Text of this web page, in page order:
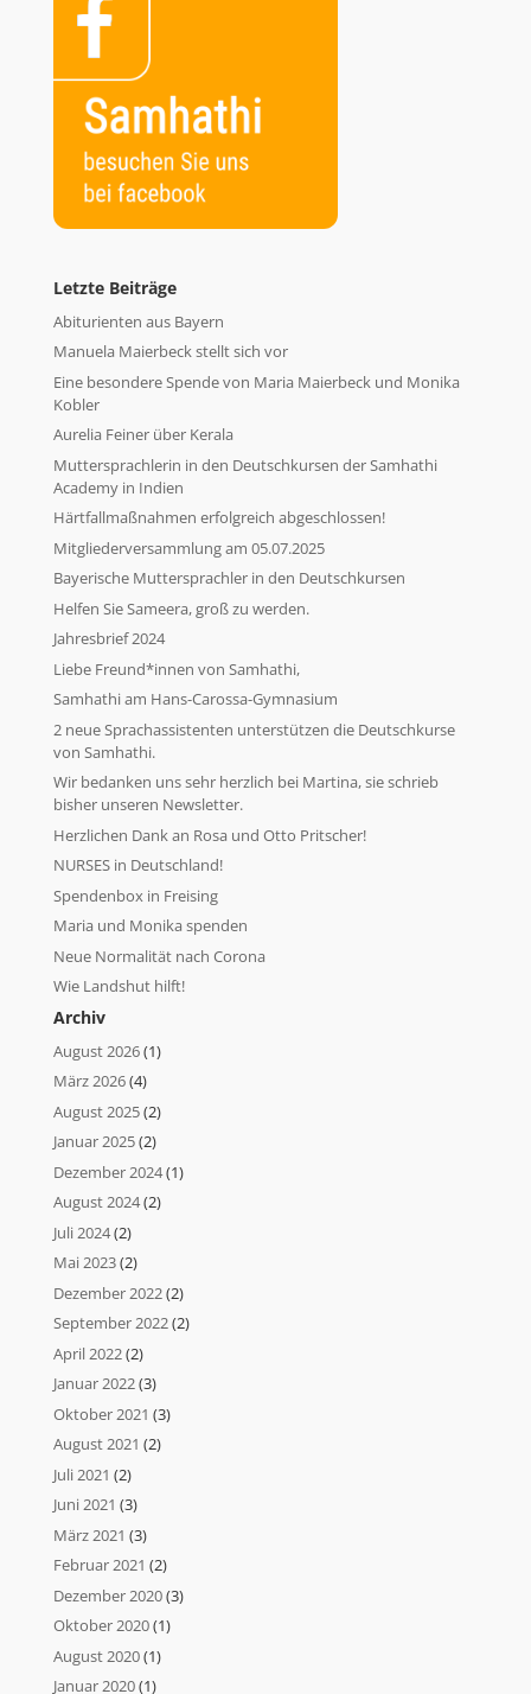
Letzte Beiträge
Abiturienten aus Bayern
Manuela Maierbeck stellt sich vor
Eine besondere Spende von Maria Maierbeck und Monika
Kobler
Aurelia Feiner über Kerala
Muttersprachlerin in den Deutschkursen der Samhathi
Academy in Indien
Härtfallmaßnahmen erfolgreich abgeschlossen!
Mitgliederversammlung am 05.07.2025
Bayerische Muttersprachler in den Deutschkursen
Helfen Sie Sameera, groß zu werden.
Jahresbrief 2024
Liebe Freund*innen von Samhathi,
Samhathi am Hans-Carossa-Gymnasium
2 neue Sprachassistenten unterstützen die Deutschkurse
von Samhathi.
Wir bedanken uns sehr herzlich bei Martina, sie schrieb
bisher unseren Newsletter.
Herzlichen Dank an Rosa und Otto Pritscher!
NURSES in Deutschland!
Spendenbox in Freising
Maria und Monika spenden
Neue Normalität nach Corona
Wie Landshut hilft!
Archiv
August 2026(1)
März 2026(4)
August 2025(2)
Januar 2025(2)
Dezember 2024(1)
August 2024(2)
Juli 2024(2)
Mai 2023(2)
Dezember 2022(2)
September 2022(2)
April 2022(2)
Januar 2022(3)
Oktober 2021 (3)
August 2021 (2)
Juli 2021 (2)
Juni 2021 (3)
März 2021 (3)
Februar 2021 (2)
Dezember 2020(3)
Oktober 2020(1)
August 2020(1)
Januar 2020(1)